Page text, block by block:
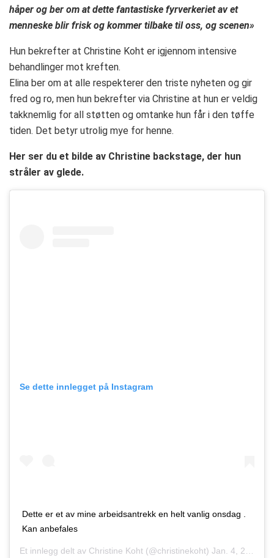
håper og ber om at dette fantastiske fyrverkeriet av et
menneske blir frisk og kommer tilbake til oss, og scenen»
Hun bekrefter at Christine Koht er igjennom intensive
behandlinger mot kreften.
Elina ber om at alle respekterer den triste nyheten og gir
fred og ro, men hun bekrefter via Christine at hun er veldig
takknemlig for all støtten og omtanke hun får i den tøffe
tiden. Det betyr utrolig mye for henne.
Her ser du et bilde av Christine backstage, der hun
stråler av glede.
Se dette innlegget på Instagram
Dette er et av mine arbeidsantrekk en helt vanlig onsdag .
Kan anbefales
Et innlegg delt av Christine Koht (@christinekoht) Jan. 4, 2017 kl. 10:08 PST